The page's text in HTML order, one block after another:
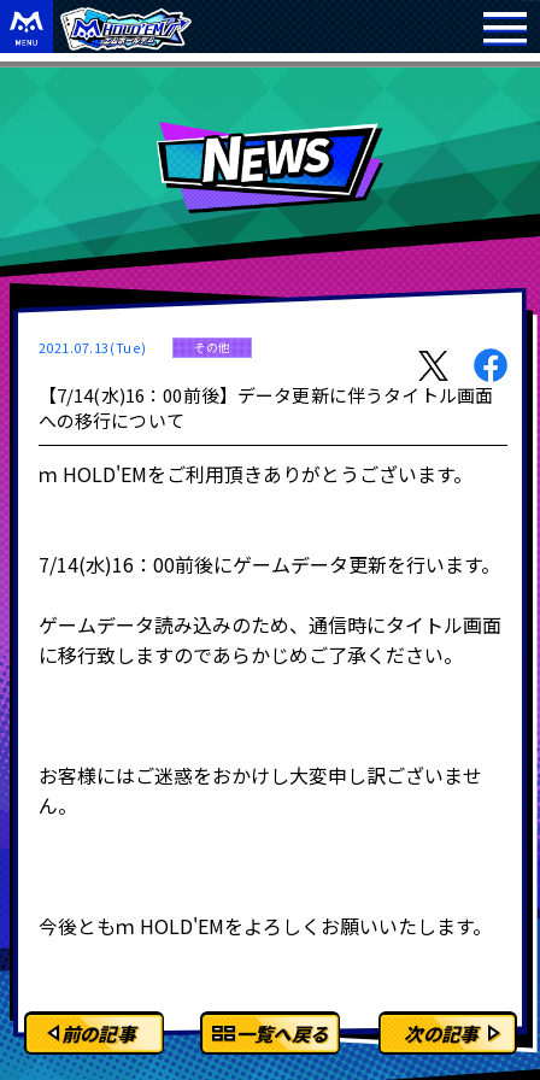
2021.07.13(Tue) その他
【7/14(水)16：00前後】データ更新に伴うタイトル画面
への移行について
ｍ HOLD'EMをご利用頂きありがとうございます。
7/14(水)16：00前後にゲームデータ更新を行います。
ゲームデータ読み込みのため、通信時にタイトル画面
に移行致しますのであらかじめご了承ください。
お客様にはご迷惑をおかけし大変申し訳ございませ
ん。
今後ともｍ HOLD'EMをよろしくお願いいたします。
前の記事 一覧へ戻る 次の記事